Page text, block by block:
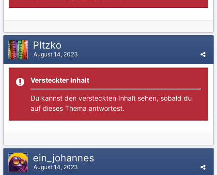
Pltzko
August 14, 2023
Versteckter Inhalt
Du kannst den versteckten Inhalt sehen, sobald du
auf dieses Thema antwortest.
ein_johannes
August 14, 2023